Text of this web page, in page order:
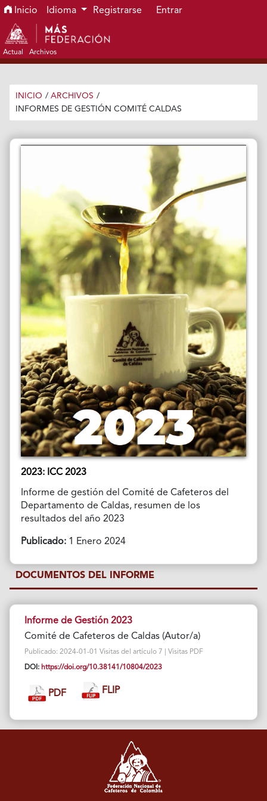
Ir al menú de navegación principal
Ir al contenido principal
Ir al pie de página del sitio
Inicio Idioma Registrarse Entrar
Actual Archivos
INICIO / ARCHIVOS /
INFORMES DE GESTIÓN COMITÉ CALDAS
2023: ICC 2023
Informe de gestión del Comité de Cafeteros del
Departamento de Caldas, resumen de los
resultados del año 2023
Publicado:1 Enero 2024
DOCUMENTOS DEL INFORME
Informe de Gestión 2023
Comité de Cafeteros de Caldas (Autor/a)
Publicado: 2024-01-01 Visitas del artículo 7 | Visitas PDF
DOI: https://doi.org/10.38141/10804/2023
PDF FLIP